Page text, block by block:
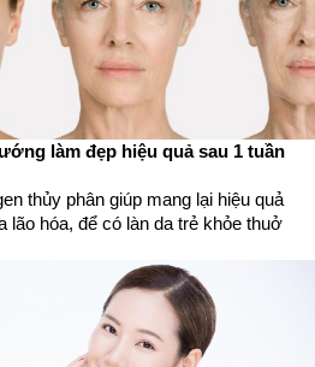
làm đẹp hiệu quả sau 1 tuần
thủy phân giúp mang lại hiệu quả
lão hóa, để có làn da trẻ khỏe thuở